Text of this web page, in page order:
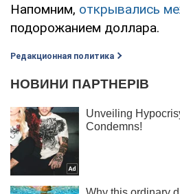
Напомним, открывались
подорожанием доллара.
Редакционная политика